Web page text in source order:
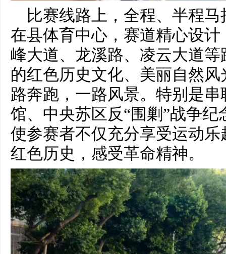
比赛线路上，全程、半程
在县体育中心，赛道精心设
峰大道、龙溪路、凌云大道
的红色历史文化、美丽自然
路奔跑，一路风景。特别是
馆、中央苏区反“围剿”战争
使参赛者不仅充分享受运动
红色历史，感受革命精神。